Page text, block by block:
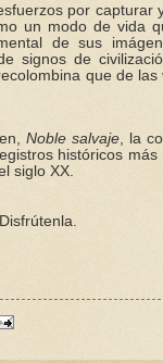
por capturar
un modo de vida
de sus
signos de
que de
Noble salvaje , la
históricos más
siglo XX.
Disfrútenla.